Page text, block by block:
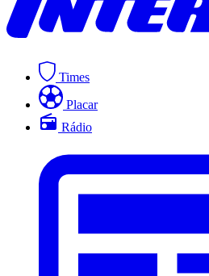
Times
Placar
Rádio